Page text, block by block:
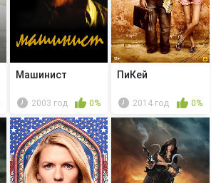
Машинист
2003 год 0%
ПиКей
2014 год 0%